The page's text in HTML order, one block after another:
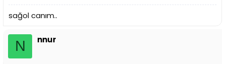
sağol canım..
N nnur